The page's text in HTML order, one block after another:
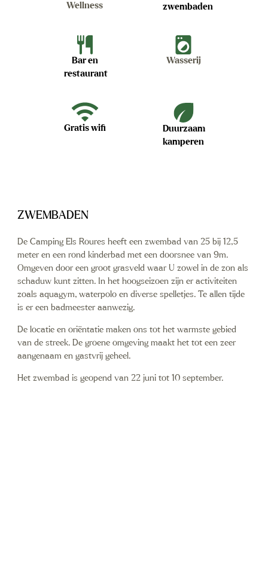
Wellness
zwembaden
Bar en
restaurant
Wasserij
Gratis wifi
Duurzaam
kamperen
ZWEMBADEN
De Camping Els Roures heeft een zwembad van 25 bij 12,5
meter en een rond kinderbad met een doorsnee van 9m.
Omgeven door een groot grasveld waar U zowel in de zon als
schaduw kunt zitten. In het hoogseizoen zijn er activiteiten
zoals aquagym, waterpolo en diverse spelletjes. Te allen tijde
is er een badmeester aanwezig.
De locatie en oriëntatie maken ons tot het warmste gebied
van de streek. De groene omgeving maakt het tot een zeer
aangenaam en gastvrij geheel.
Het zwembad is geopend van 22 juni tot 10 september.